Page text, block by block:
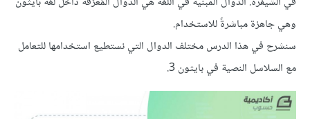
وهي جاهزة مباشرةً للاستخدام.
سنشرح في هذا الدرس مختلف الدوال التي نستطيع استخدامها للتعامل
مع السلاسل النصية في بايثون 3.